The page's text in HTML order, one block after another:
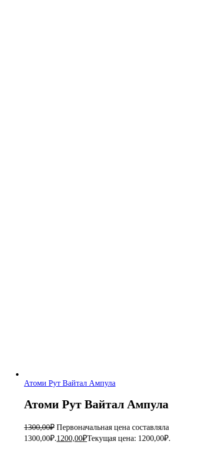
Атоми Рут Вайтал Ампула
Атоми Рут Вайтал Ампула
1300,00₽ Первоначальная цена составляла
1300,00₽.1200,00₽Текущая цена: 1200,00₽.